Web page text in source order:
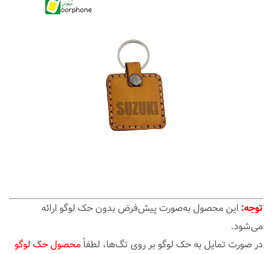
توجه: این محصول به‌صورت پیش‌فرض بدون حک لوگو ارائه
می‌شود.
در صورت تمایل به حک لوگو بر روی تگ‌ها، لطفاًمحصول حک لوگو